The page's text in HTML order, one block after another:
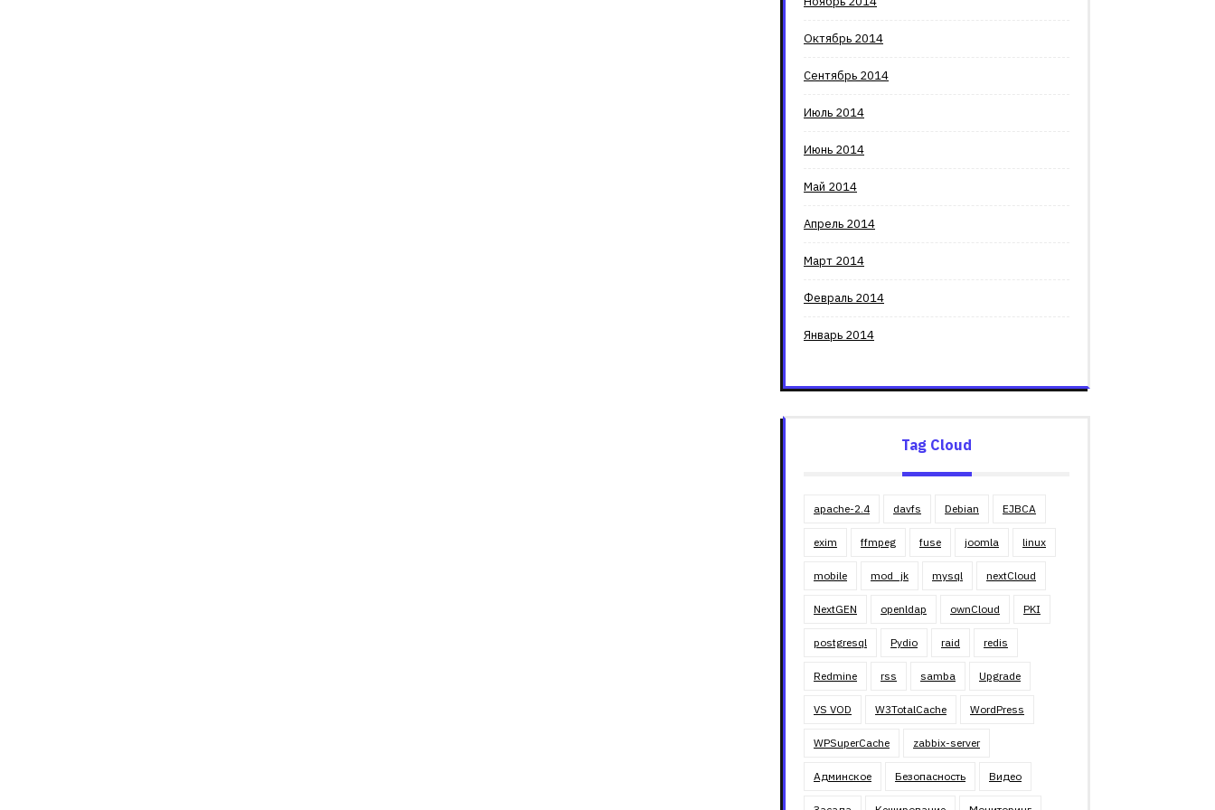
Октябрь 2014
Сентябрь 2014
Июль 2014
Июнь 2014
Май 2014
Апрель 2014
Март 2014
Февраль 2014
Январь 2014
Tag Cloud
apache-2.4 davfs Debian EJBCA
exim ffmpeg fuse joomla linux
mobile mod_jk mysql nextCloud
NextGEN openldap ownCloud PKI
postgresql Pydio raid redis
Redmine rss samba Upgrade
VS VOD W3TotalCache WordPress
WPSuperCache zabbix-server
Админское Безопасность Видео